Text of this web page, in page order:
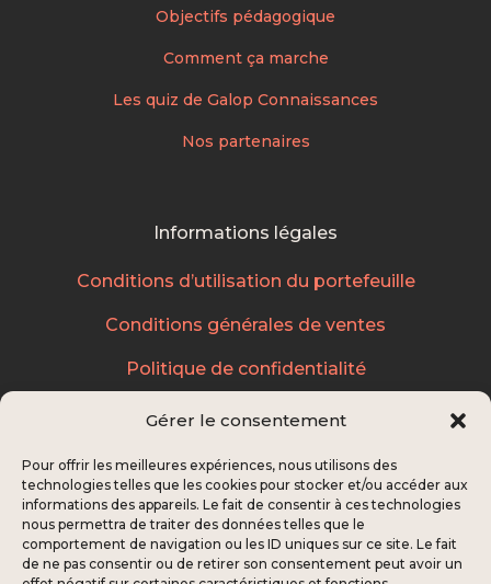
Gérer le consentement
Pour offrir les meilleures expériences, nous utilisons des
technologies telles que les cookies pour stocker et/ou accéder aux
informations des appareils. Le fait de consentir à ces technologies
nous permettra de traiter des données telles que le
comportement de navigation ou les ID uniques sur ce site. Le fait
de ne pas consentir ou de retirer son consentement peut avoir un
Objectifs pédagogique
Comment ça marche
Les quiz de Galop Connaissances
Nos partenaires
Informations légales
Conditions d’utilisation du portefeuille
Conditions générales de ventes
Politique de confidentialité
Mentions légales